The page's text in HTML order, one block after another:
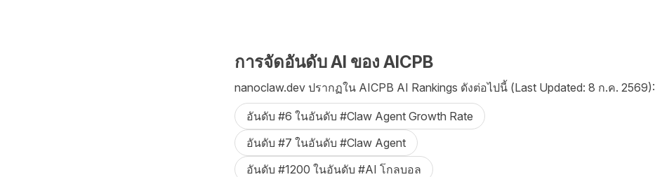
การจัดอันดับ AI ของ AICPB
nanoclaw.dev ปรากฏใน AICPB AI Rankings ดังต่อไปนี้ (Last Updated: 8 ก.ค. 2569):
อันดับ #6 ในอันดับ #Claw Agent Growth Rate
อันดับ #7 ในอันดับ #Claw Agent
อันดับ #1200 ในอันดับ #AI โกลบอล